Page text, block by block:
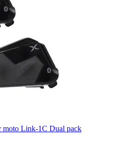
moto Link-1C Dual pack